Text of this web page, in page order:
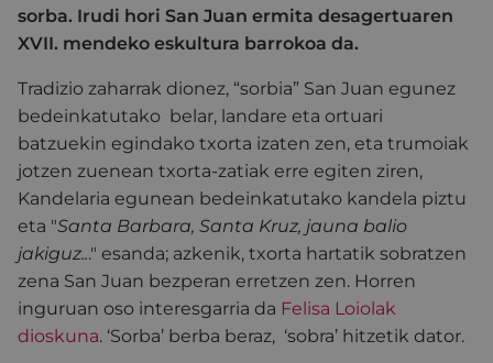
sorba. Irudi hori San Juan ermita desagertuaren
XVII. mendeko eskultura barrokoa da.
Tradizio zaharrak dionez, “sorbia” San Juan egunez
bedeinkatutako belar, landare eta ortuari
batzuekin egindako txorta izaten zen, eta trumoiak
jotzen zuenean txorta-zatiak erre egiten ziren,
Kandelaria egunean bedeinkatutako kandela piztu
eta "Santa Barbara, Santa Kruz, jauna balio
jakiguz..." esanda; azkenik, txorta hartatik sobratzen
zena San Juan bezperan erretzen zen. Horren
inguruan oso interesgarria da Felisa Loiolak
dioskuna. ‘Sorba’ berba beraz, ‘sobra’ hitzetik dator.